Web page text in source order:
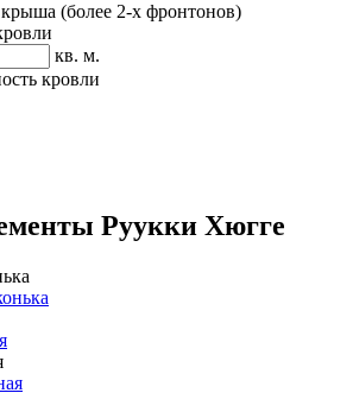
(более 2-х фронтонов)
кв. м.
кровли
Руукки Хюгге